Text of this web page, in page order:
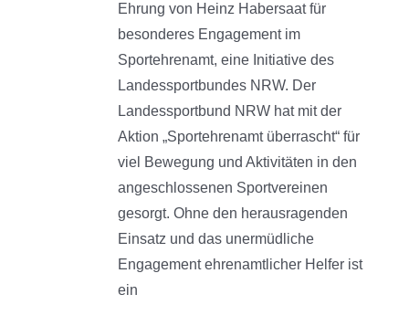
Ehrung von Heinz Habersaat für
besonderes Engagement im
Sportehrenamt, eine Initiative des
Landessportbundes NRW. Der
Landessportbund NRW hat mit der
Aktion „Sportehrenamt überrascht“ für
viel Bewegung und Aktivitäten in den
angeschlossenen Sportvereinen
gesorgt. Ohne den herausragenden
Einsatz und das unermüdliche
Engagement ehrenamtlicher Helfer ist
ein